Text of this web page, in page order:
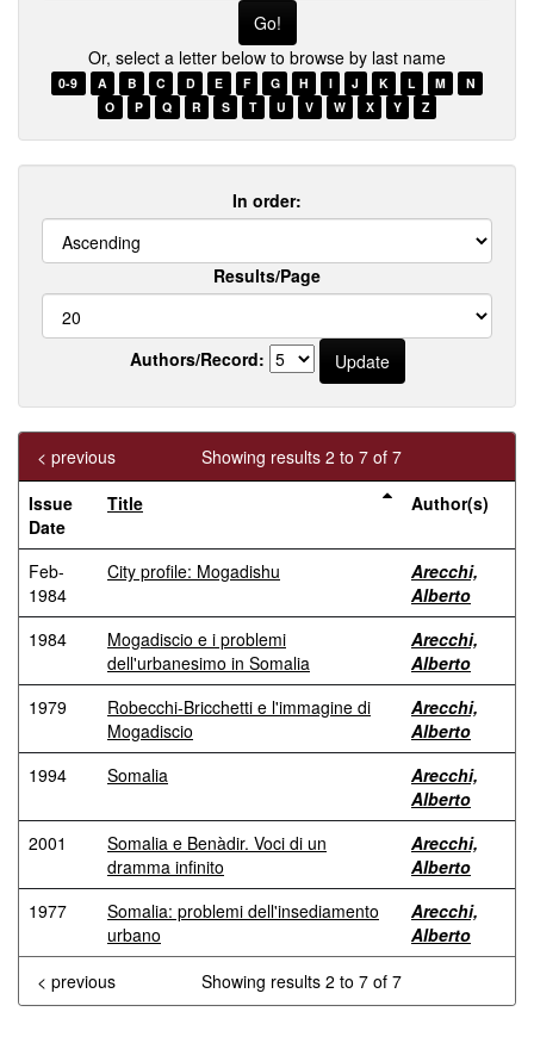
last
name
Or, select a letter below to browse by last name
0-9 A B C D E F G H I J K L M
N
O
P Q R S T U V W X Y Z
In order:
Results/Page
Authors/Record:
Showing results 2 to 7 of 7
< previous
Issue
Date
Title Author(s)
Feb-
1984
City profile: Mogadishu
Arecchi,
Alberto
1984
Mogadiscio e i problemi
dell'urbanesimo in Somalia
Arecchi,
Alberto
1979
Robecchi-Bricchetti e l'immagine di
Mogadiscio
Arecchi,
Alberto
1994
Somalia
Arecchi,
Alberto
2001
Somalia e Benàdir. Voci di un
dramma infinito
Arecchi,
Alberto
1977
Somalia: problemi dell'insediamento
urbano
Arecchi,
Alberto
Showing results 2 to 7 of 7
< previous